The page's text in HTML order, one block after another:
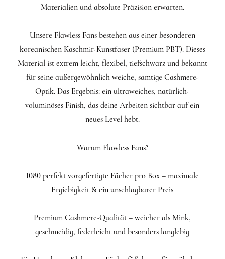
Materialien und absolute Präzision erwarten.
Unsere Flawless Fans bestehen aus einer besonderen
koreanischen Kaschmir-Kunstfaser (Premium PBT). Dieses
Material ist extrem leicht, flexibel, tiefschwarz und bekannt
für seine außergewöhnlich weiche, samtige Cashmere-
Optik. Das Ergebnis: ein ultraweiches, natürlich-
voluminöses Finish, das deine Arbeiten sichtbar auf ein
neues Level hebt.
Warum Flawless Fans?
1080 perfekt vorgefertigte Fächer pro Box – maximale
Ergiebigkeit & ein unschlagbarer Preis
Premium Cashmere-Qualität – weicher als Mink,
geschmeidig, federleicht und besonders langlebig